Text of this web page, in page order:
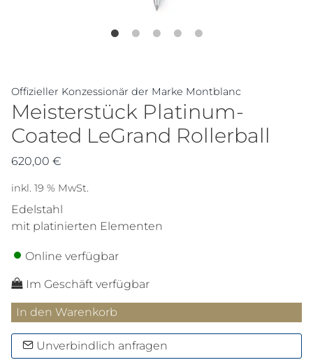
Offizieller Konzessionär der Marke Montblanc
Meisterstück Platinum-
Coated LeGrand Rollerball
620,00 €
inkl. 19 % MwSt.
Edelstahl
mit platinierten Elementen
Online verfügbar
Im Geschäft verfügbar
Meisterstück
Platinum-
Coated
In den Warenkorb
Unverbindlich anfragen